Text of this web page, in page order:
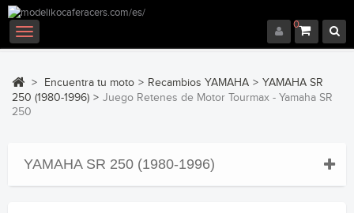
0
Navegación
Toggle
> Encuentra tu moto > Recambios YAMAHA > YAMAHA SR
250 (1980-1996) > Juego Retenes de Motor Tourmax - Yamaha SR
250
YAMAHA SR 250 (1980-1996)